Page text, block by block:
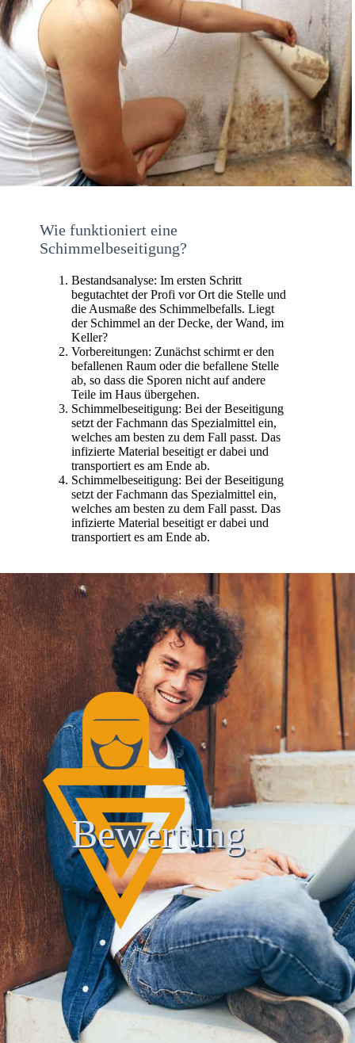
Wie funktioniert eine
Schimmelbeseitigung?
Bestandsanalyse: Im ersten Schritt
begutachtet der Profi vor Ort die Stelle und
die Ausmaße des Schimmelbefalls. Liegt
der Schimmel an der Decke, der Wand, im
Keller?
Vorbereitungen: Zunächst schirmt er den
befallenen Raum oder die befallene Stelle
ab, so dass die Sporen nicht auf andere
Teile im Haus übergehen.
Schimmelbeseitigung: Bei der Beseitigung
setzt der Fachmann das Spezialmittel ein,
welches am besten zu dem Fall passt. Das
infizierte Material beseitigt er dabei und
transportiert es am Ende ab.
Schimmelbeseitigung: Bei der Beseitigung
setzt der Fachmann das Spezialmittel ein,
welches am besten zu dem Fall passt. Das
infizierte Material beseitigt er dabei und
transportiert es am Ende ab.
Bewertung